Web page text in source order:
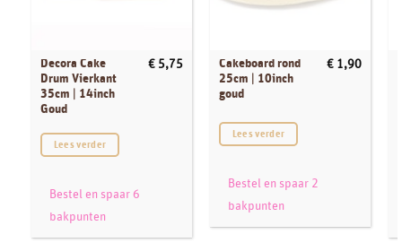
Decora Cake
Drum Vierkant
35cm | 14inch
Goud
€ 5,75
Lees verder
Bestel en spaar 6
bakpunten
Cakeboard rond
25cm | 10inch
goud
€ 1,90
Lees verder
Bestel en spaar 2
bakpunten